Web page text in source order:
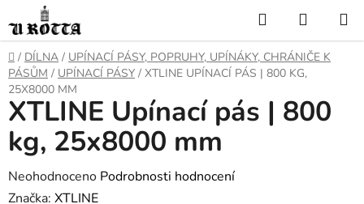
na
obsah
Hledat
KOŠÍK
DOMŮ
/ DÍLNA / UPÍNACÍ PÁSY, POPRUHY, UPÍNÁKY, CHRÁNIČE K
PÁSŮM / UPÍNACÍ PÁSY / XTLINE UPÍNACÍ PÁS | 800 KG,
25X8000 MM
XTLINE Upínací pás | 800
kg, 25x8000 mm
Průměrné
hodnocení
Neohodnoceno Podrobnosti hodnocení
Značka: XTLINE